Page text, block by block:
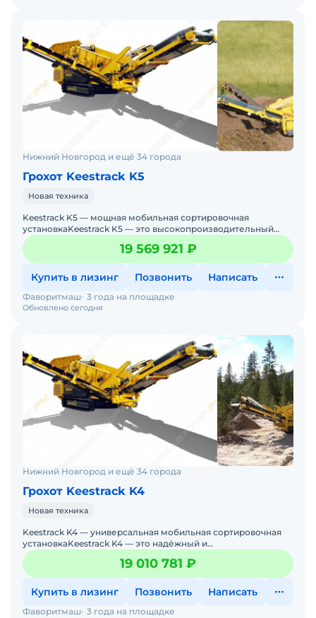
Нижний Новгород и ещё 34 города
Грохот Keestrack K5
Новая техника
Keestrack K5 — мощная мобильная сортировочная
установкаKeestrack K5 — это высокопроизводительный
мобильный грохот, созданный для интенсивной работы
19 569 921 ₽
Купить в лизинг Позвонить Написать
Обновлено сегодня
Фаворитмаш 3 года на площадке
Нижний Новгород и ещё 34 города
Грохот Keestrack K4
Новая техника
Keestrack K4 — универсальная мобильная сортировочная
установкаKeestrack K4 — это надёжный и
производительный мобильный грохот для сортировки
различн
19 010 781 ₽
Купить в лизинг Позвонить Написать
Фаворитмаш 3 года на площадке